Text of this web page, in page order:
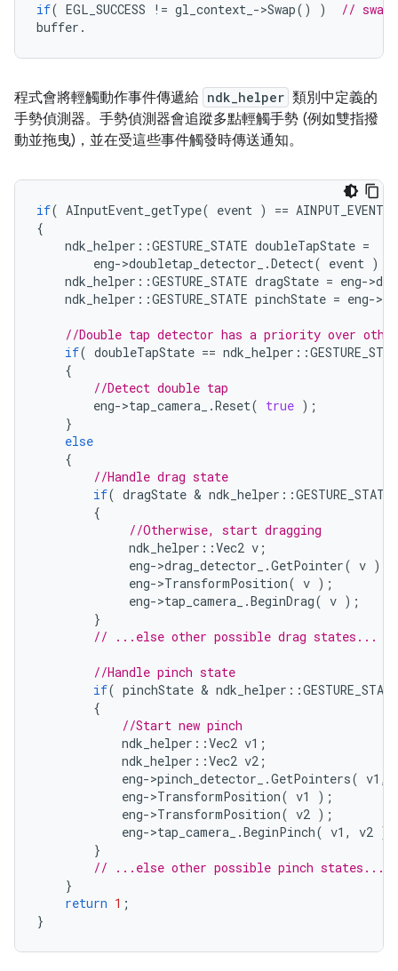
if( EGL_SUCCESS != gl_context_ ->Swap() )
// swaps
buffer .
程式會將輕觸動作事件傳遞給 ndk_helper 類別中定義的
手勢偵測器。手勢偵測器會追蹤多點輕觸手勢 (例如雙指撥
動並拖曳)，並在受這些事件觸發時傳送通知。
if( AInputEvent_getType( event ) ==
{
ndk_helper ::GESTURE_STATE doubleTapState =
eng->doubletap_detector_ .Detect( event );
ndk_helper ::GESTURE_STATE dragState = eng->
ndk_helper ::GESTURE_STATE pinchState = eng->
//Double tap detector has a priority over
if( doubleTapState == ndk_helper ::
{
//Detect double tap
eng->tap_camera_ .Reset( true );
}
else
{
//Handle drag state
if( dragState & ndk_helper ::
{
//Otherwise, start dragging
ndk_helper ::Vec2 v ;
eng->drag_detector_ .GetPointer( v );
eng->TransformPosition( v );
eng->tap_camera_ .BeginDrag( v );
}
// ...else other possible drag states...
//Handle pinch state
if( pinchState & ndk_helper ::
{
//Start new pinch
ndk_helper ::Vec2 v1 ;
ndk_helper ::Vec2 v2 ;
eng->pinch_detector_ .GetPointers( v1 ,
eng->TransformPosition( v1
);
eng->TransformPosition( v2 );
eng->tap_camera_ .BeginPinch( v1 , v2 );
}
// ...else other possible pinch states...
}
return 1 ;
}